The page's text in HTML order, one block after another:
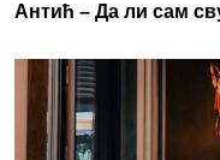
Антић – Да ли сам